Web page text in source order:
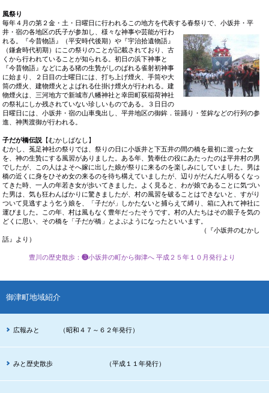
風祭り
毎年４月の第２金・土・日曜日に行われるこの地方を代表する春祭りで、小坂井 ・平
井・宿の各地区の氏子が参加し、様々な神事や芸能が行わ
れる。『今昔物語』（平安時代後期）や『宇治拾遺物語』
（鎌倉時代初期）にこの祭りのことが記載されており、古
くから行われていることが知られる。初日の浜下神事と
『今昔物語』などにある猪の生贄がしのばれる雀射初神事
に始まり、２日目の士曜日には、打ち上げ煙火、手筒や大
筒の煙火、建物煙火とよばれる仕掛け煙火が行われる。建
物煙火は、三河地方で新城市八幡神社と幸田町荻稲荷神社
の祭礼にしか残されていない珍しいものである。３日日の
日曜日には、小坂井・宿の山車曳出し、平井地区の御鉾．笹踊り・笠鉾などの行列の参
進、神輿渡御が行われる。
子だが橋伝説 【むかしばなし】
むかし、菟足神社の祭りでは、祭りの日に小坂井と下五井の間の橋を最初に渡った女
を、神の生贄にする風習がありました。ある年、贄奉仕の役にあたったのは平井村の男
でしたが、この人はよそへ嫁に出した娘が祭りに来るのを楽しみにしていました。男は
橋の近くに身をひそめ女の来るのを待ち構えていましたが、辺りがだんだん明るくなっ
てきた時、一人の年若き女が歩いてきました。よく見ると、わが娘であることに気づい
た男は、気も狂わんばかりに驚きましたが、村の風習を破ることはできないと、すがり
ついて見逃すよう乞う娘を、「子だが」しかたないと捕らえて縛り、箱に入れて神社に
運びました。この年、村は風もなく豊年だったそうです。村の人たちはその親子を気の
どくに思い、その橋を「子だが橋」とよぶようになったといいます。
（『小坂井のむかし
話』より）
豊川の歴史散歩 ：❸小坂井の町から御津へ 平成２５年１０月発行より
御津町地域紹介
広報みと （昭和４７～６２年発行）
みと歴史散歩 （平成１１年発行）